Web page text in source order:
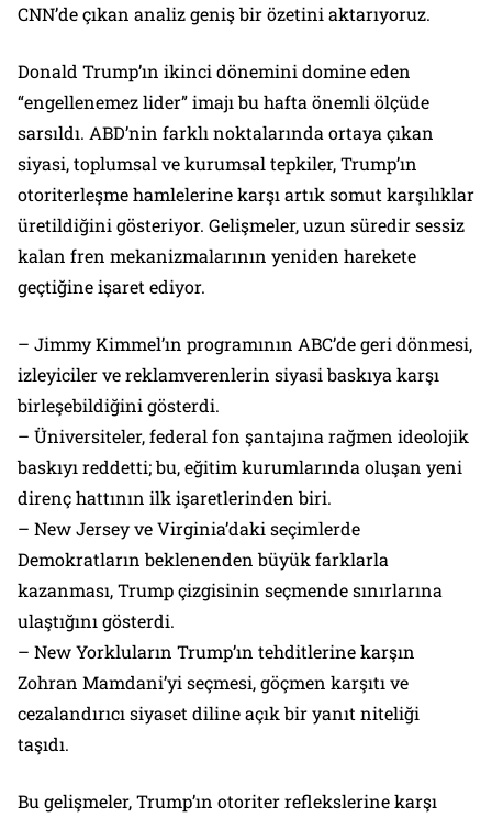
CNN’de çıkan analiz geniş bir özetini aktarıyoruz.
Donald Trump’ın ikinci dönemini domine eden
“engellenemez lider” imajı bu hafta önemli ölçüde
sarsıldı. ABD’nin farklı noktalarında ortaya çıkan
siyasi, toplumsal ve kurumsal tepkiler, Trump’ın
otoriterleşme hamlelerine karşı artık somut karşılıklar
üretildiğini gösteriyor. Gelişmeler, uzun süredir sessiz
kalan fren mekanizmalarının yeniden harekete
geçtiğine işaret ediyor.
– Jimmy Kimmel’ın programının ABC’de geri dönmesi,
izleyiciler ve reklamverenlerin siyasi baskıya karşı
birleşebildiğini gösterdi.
– Üniversiteler, federal fon şantajına rağmen ideolojik
baskıyı reddetti; bu, eğitim kurumlarında oluşan yeni
direnç hattının ilk işaretlerinden biri.
– New Jersey ve Virginia’daki seçimlerde
Demokratların beklenenden büyük farklarla
kazanması, Trump çizgisinin seçmende sınırlarına
ulaştığını gösterdi.
– New Yorkluların Trump’ın tehditlerine karşın
Zohran Mamdani’yi seçmesi, göçmen karşıtı ve
cezalandırıcı siyaset diline açık bir yanıt niteliği
taşıdı.
Bu gelişmeler, Trump’ın otoriter reflekslerine karşı